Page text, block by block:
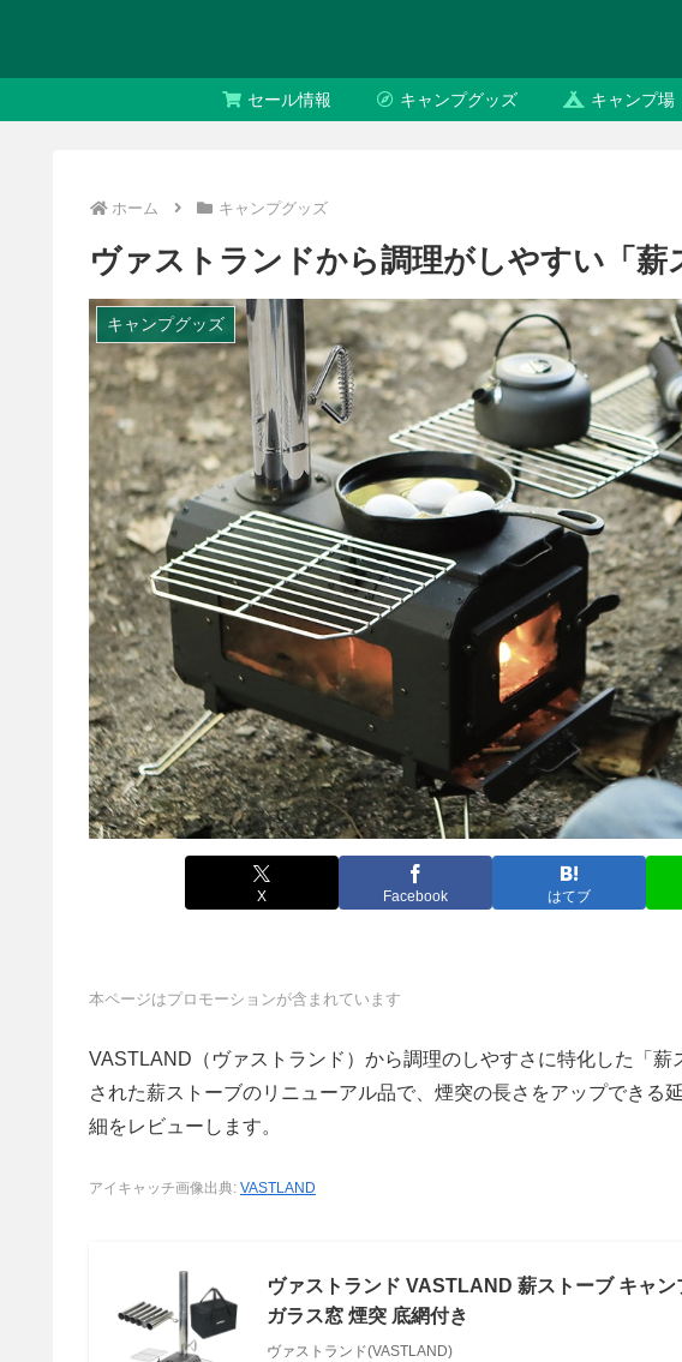
セール情報 キャンプグッズ キャンプ場
ホーム キャンプグッズ
ヴァストランドから調理がしやすい「薪
キャンプグッズ
X Facebook はてブ
本ページはプロモーションが含まれています
VASTLAND（ヴァストランド）から調理のしやすさに特化した「
された薪ストーブのリニューアル品で、煙突の長さをアップできる
細をレビューします。
アイキャッチ画像出典: VASTLAND
ヴァストランド VASTLAND 薪ストーブ キャ
ガラス窓 煙突 底網付き
ヴァストランド(VASTLAND)